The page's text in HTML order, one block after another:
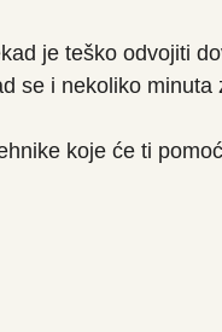
je teško odvojiti
se i nekoliko
koje će ti